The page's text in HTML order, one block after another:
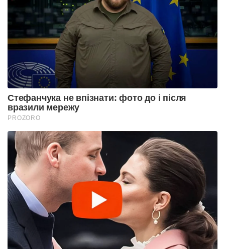
Стефанчука не впізнати: фото до і після
вразили мережу
PROZORO